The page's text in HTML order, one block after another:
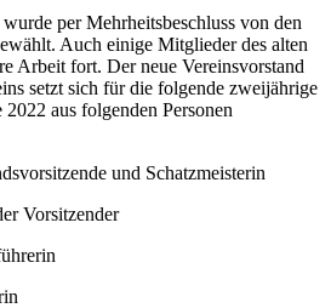
per Mehrheitsbeschluss von den
Auch einige Mitglieder des alten
Arbeit fort. Der neue Vereinsvorstand
setzt sich für die folgende zweijährige
aus folgenden Personen
und Schatzmeisterin
Vorsitzender